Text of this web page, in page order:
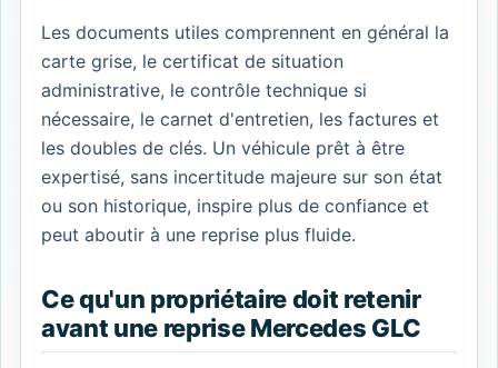
Les documents utiles comprennent en général la
carte grise, le certificat de situation
administrative, le contrôle technique si
nécessaire, le carnet d'entretien, les factures et
les doubles de clés. Un véhicule prêt à être
expertisé, sans incertitude majeure sur son état
ou son historique, inspire plus de confiance et
peut aboutir à une reprise plus fluide.
Ce qu'un propriétaire doit retenir
avant une reprise Mercedes GLC